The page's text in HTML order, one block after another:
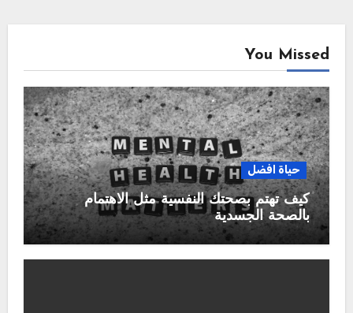
You Missed
حياة افضل
كيف تهتم بصحتك النفسية مثل الاهتمام
بالصحة الجسدية